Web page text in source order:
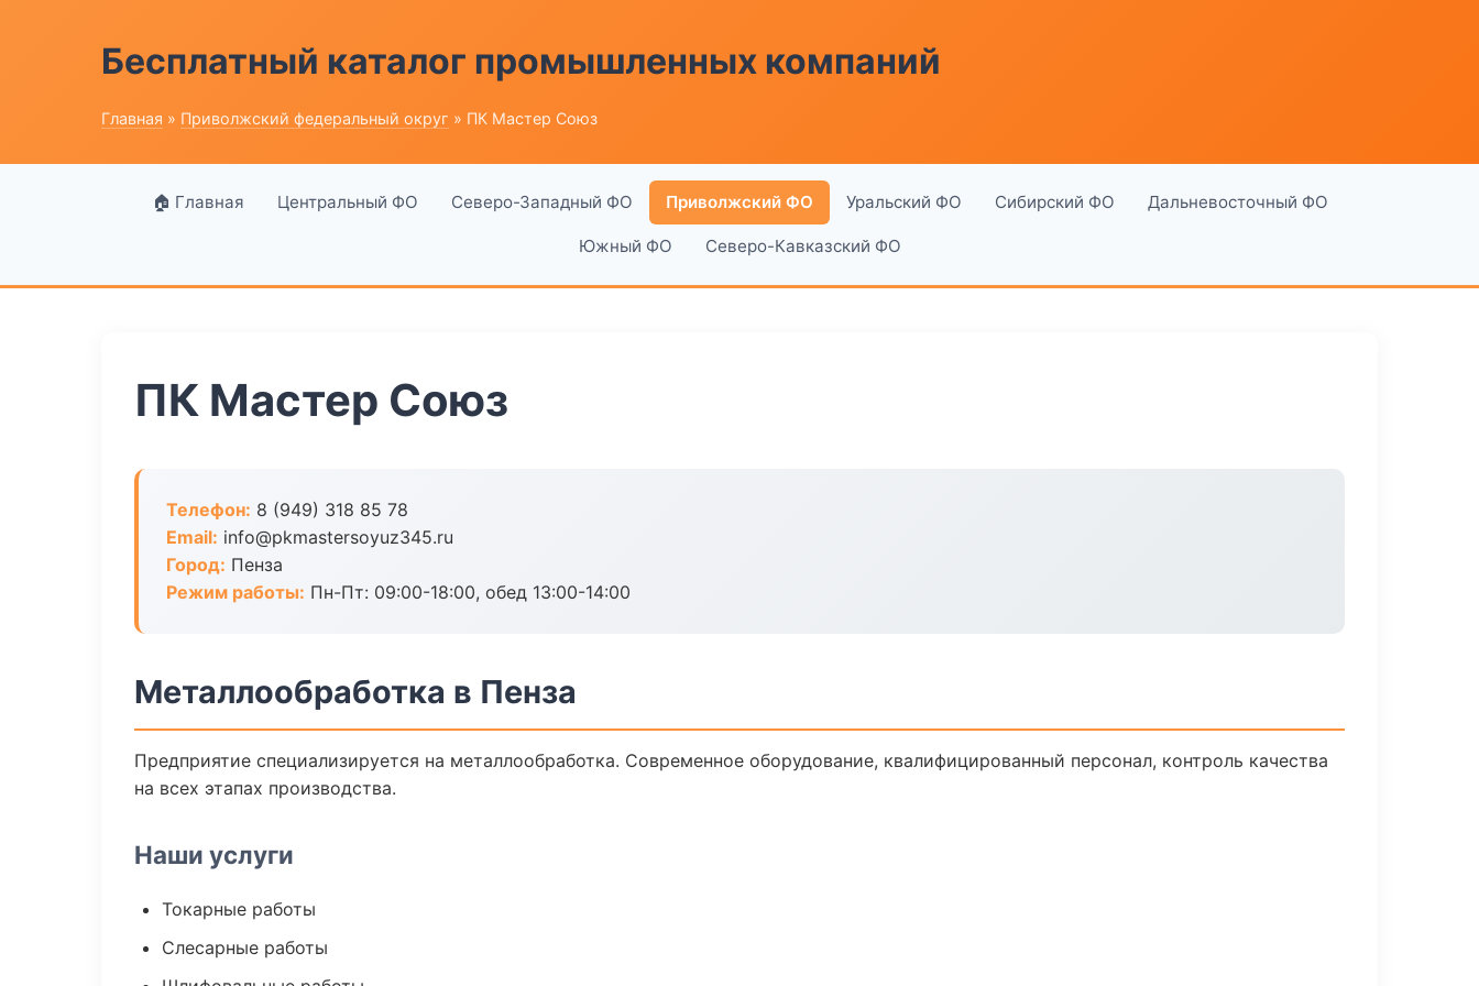
Бесплатный каталог промышленных компаний
Главная » Приволжский федеральный округ » ПК Мастер Союз
🏠 Главная Центральный ФО Северо-Западный ФО Приволжский ФО Уральский ФО Сибирский ФО Дальневосточный ФО
Южный ФО Северо-Кавказский ФО
ПК Мастер Союз
Телефон: 8 (949) 318 85 78
Email: info@pkmastersoyuz345.ru
Город: Пенза
Режим работы: Пн-Пт: 09:00-18:00, обед 13:00-14:00
Металлообработка в Пенза
Предприятие специализируется на металлообработка. Современное оборудование, квалифицированный персонал, контроль качества
на всех этапах производства.
Наши услуги
Токарные работы
Слесарные работы